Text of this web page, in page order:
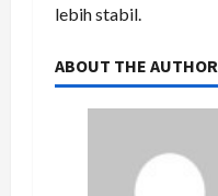
lebih stabil.
ABOUT THE AUTHOR